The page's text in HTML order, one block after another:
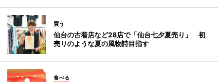
買う
仙台の古着店など28店で「仙台七夕夏売り」 初
売りのような夏の風物詩目指す
食べる